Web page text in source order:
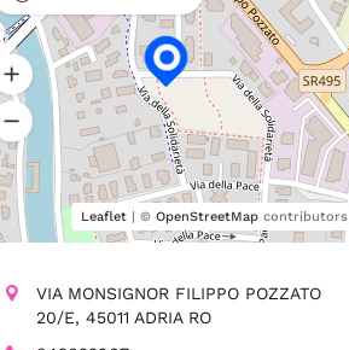
Leaflet| © OpenStreetMapcontributors
VIA MONSIGNOR FILIPPO POZZATO
20/E, 45011 ADRIA RO